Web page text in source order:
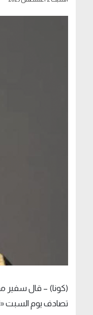
(كونا) –
تصادف يوم السبت«